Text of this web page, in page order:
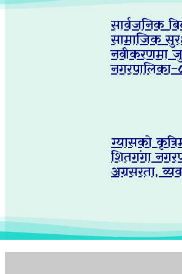
सार्वजनिक
सामाजिक
नवीकरणमा
ग्यासको
शितगंगा
अग्रसरता,